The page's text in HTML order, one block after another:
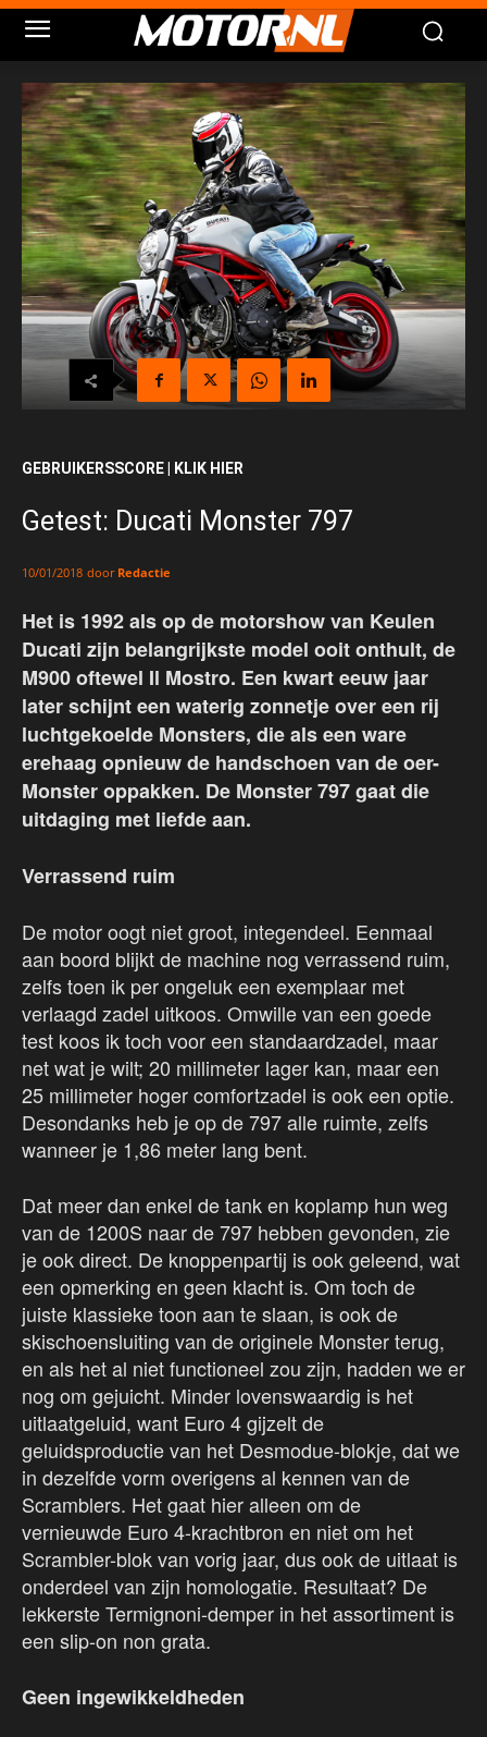
GEBRUIKERSSCORE | KLIK HIER
Getest: Ducati Monster 797
10/01/2018 door Redactie
Het is 1992 als op de motorshow van Keulen
Ducati zijn belangrijkste model ooit onthult, de
M900 oftewel Il Mostro. Een kwart eeuw jaar
later schijnt een waterig zonnetje over een rij
luchtgekoelde Monsters, die als een ware
erehaag opnieuw de handschoen van de oer-
Monster oppakken. De Monster 797 gaat die
uitdaging met liefde aan.
Verrassend ruim
De motor oogt niet groot, integendeel. Eenmaal
aan boord blijkt de machine nog verrassend ruim,
zelfs toen ik per ongeluk een exemplaar met
verlaagd zadel uitkoos. Omwille van een goede
test koos ik toch voor een standaardzadel, maar
net wat je wilt; 20 millimeter lager kan, maar een
25 millimeter hoger comfortzadel is ook een optie.
Desondanks heb je op de 797 alle ruimte, zelfs
wanneer je 1,86 meter lang bent.
Dat meer dan enkel de tank en koplamp hun weg
van de 1200S naar de 797 hebben gevonden, zie
je ook direct. De knoppenpartij is ook geleend, wat
een opmerking en geen klacht is. Om toch de
juiste klassieke toon aan te slaan, is ook de
skischoensluiting van de originele Monster terug,
en als het al niet functioneel zou zijn, hadden we er
nog om gejuicht. Minder lovenswaardig is het
uitlaatgeluid, want Euro 4 gijzelt de
geluidsproductie van het Desmodue-blokje, dat we
in dezelfde vorm overigens al kennen van de
Scramblers. Het gaat hier alleen om de
vernieuwde Euro 4-krachtbron en niet om het
Scrambler-blok van vorig jaar, dus ook de uitlaat is
onderdeel van zijn homologatie. Resultaat? De
lekkerste Termignoni-demper in het assortiment is
een slip-on non grata.
Geen ingewikkeldheden